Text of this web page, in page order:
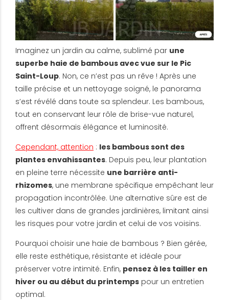
Imaginez un jardin au calme, sublimé par une
superbe haie de bambous avec vue sur le Pic
Saint-Loup. Non, ce n’est pas un rêve ! Après une
taille précise et un nettoyage soigné, le panorama
s’est révélé dans toute sa splendeur. Les bambous,
tout en conservant leur rôle de brise-vue naturel,
offrent désormais élégance et luminosité.
Cependant, attention : les bambous sont des
plantes envahissantes. Depuis peu, leur plantation
en pleine terre nécessite une barrière anti-
rhizomes, une membrane spécifique empêchant leur
propagation incontrôlée. Une alternative sûre est de
les cultiver dans de grandes jardinières, limitant ainsi
les risques pour votre jardin et celui de vos voisins.
Pourquoi choisir une haie de bambous ? Bien gérée,
elle reste esthétique, résistante et idéale pour
préserver votre intimité. Enfin, pensez à les tailler en
hiver ou au début du printemps pour un entretien
optimal.